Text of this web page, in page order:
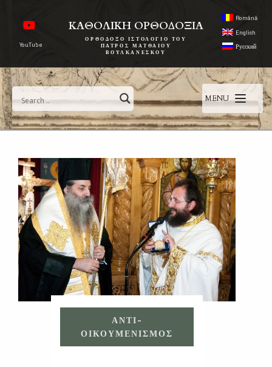
YouTube
ΚΑΘΟΛΙΚΗ ΟΡΘΟΔΟΞΙΑ
ΟΡΘΌΔΟΞΟ ΙΣΤΟΛΌΓΙΟ ΤΟΥ
ΠΑΤΡΌΣ ΜΑΤΘΑΊΟΥ
ΒΟΥΛΚΑΝΈΣΚΟΥ
Română
English
Русский
MENU
ΑΝΤΙ-
ΟΙΚΟΥΜΕΝΙΣΜΌΣ